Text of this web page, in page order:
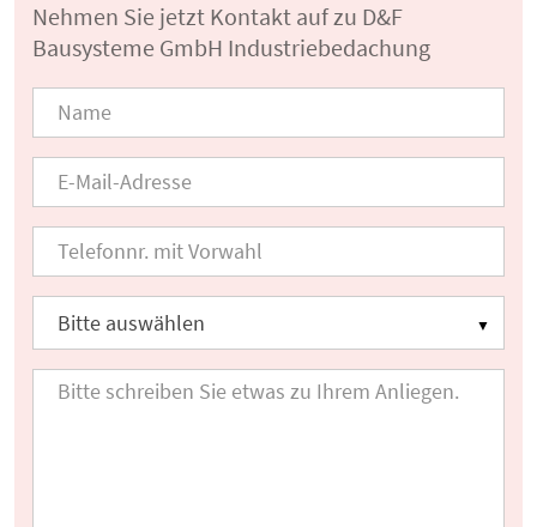
Nehmen Sie jetzt Kontakt auf zu D&F
Bausysteme GmbH Industriebedachung